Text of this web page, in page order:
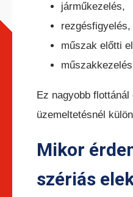
járműkezelés,
rezgésfigyelés,
műszak előtti
Ez nagyobb
üzemeltetésnél
Mikor
szériás